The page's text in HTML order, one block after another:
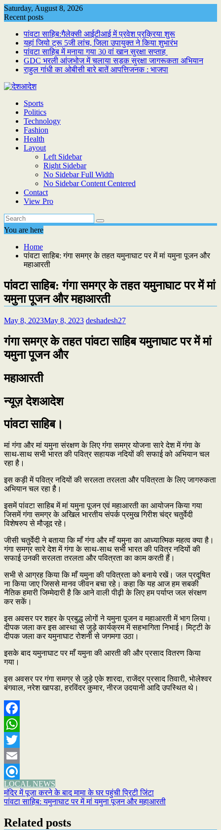
Skip
to
Saturday, August 8, 2026
Recent posts
पांवटा साहिब:गैलेक्सी आईटीआई में प्रवेश प्रक्रिया शुरू
यहां जियो ट्रू 5जी लांच, जिला उपायुक्त ने किया शुभारंभ
पांवटा साहिब में मनाया गया 30 वां खान सुरक्षा सप्ताह
GDC भरली आंजभोज में चलाया सड़क सुरक्षा जागरूकता अभियान
राहुल गांधी का ओबीसी बारे बातें आपत्तिजनक : भाजपा
Sports
Politics
Technology
Fashion
Health
Layout
Left Sidebar
Right Sidebar
No Sidebar Full Width
No Sidebar Content Centered
Contact
View Pro
You are here
Home
पांवटा साहिब: गंगा समग्र के तहत यमुनाघाट पर में मां यमुना पूजन और
महाआरती
पांवटा साहिब: गंगा समग्र के तहत यमुनाघाट पर में मां
यमुना पूजन और महाआरती
May 8, 2023May 8, 2023 deshadesh27
गंगा समग्र के तहत पांवटा साहिब यमुनाघाट पर में मां
यमुना पूजन और
महाआरती
न्यूज़ देशआदेश
पांवटा साहिब।
मां गंगा और मां यमुना संरक्षण के लिए गंंगा समग्र योजना सारे देश में गंगा के
साथ-साथ सभी भारत की पवित्र सहायक नदियों की सफाई को अभियान चल
रहा है।
इस कड़ी में पवित्र नदियों की सरलता तरलता और पवित्रता के लिए जागरुकता
अभियान चल रहा है।
इसमें पांवटा साहिब में मां यमुना पूजन एवं महाआरती का आयोजन किया गया
जिसमें गंगा समग्र के अखिल भारतीय संपर्क प्रमुख गिरीश चंद्र चतुर्वेदी
विशेषरुप से मौजूद रहे।
जीसी चतुर्वेदी ने बताया कि माँ गंगा और माँ यमुना का आध्यात्मिक महत्व क्या है।
गंगा समग्र सारे देश में गंगा के साथ-साथ सभी भारत की पवित्र नदियों की
सफाई उनकी सरलता तरलता और पवित्रता का काम करती हैं।
सभी से आग्रह किया कि माँ यमुना की पवित्रता को बनाये रखें। जल प्रदूषित
ना किया जाए जिससे मानव जीवन बचा रहे। कहा कि यह आज हम सबकी
नैतिक हमारी जिम्मेदारी है कि आने वाली पीढ़ी के लिए हम पर्याप्त जल संरक्षण
कर सकें।
इस अवसर पर शहर के प्रबुद्ध लोगों ने यमुना पूजन व महाआरती में भाग लिया।
दीपक जला कर इस आस्था से जुड़े कार्यक्रम में सहभागिता निभाई। मिट्टी के
दीपक जला कर यमुनाघाट रोशनी से जगमगा उठा।
इसके बाद यमुनाघाट पर माँ यमुना की आरती की और प्रसाद वितरण किया
गया।
इस अवसर पर गंगा समग्र से जुड़े एके शारदा, राजेंद्र प्रसाद तिवारी, भोलेश्वर
बंगवाल, नरेश खापडा, हरविंदर कुमार, नीरज उदयानी आदि उपस्थित थे।
Facebook
WhatsApp
Twitter
Email
Refind
LOCAL NEWS
Post
navigation
मंदिर में पूजा करने के बाद मामा के घर पहुंची प्रिटी जिंटा
पांवटा साहिब: यमुनाघाट पर में मां यमुना पूजन और महाआरती
Related posts